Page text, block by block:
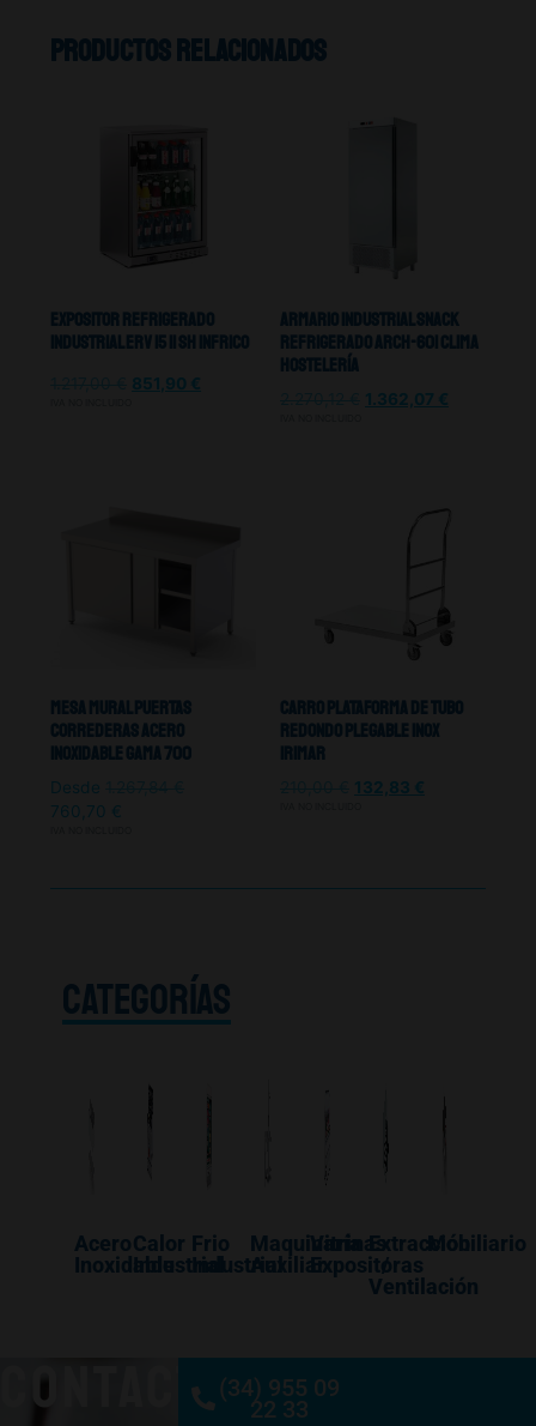
Productos relacionados
Expositor Refrigerado
Industrial Erv 15 II Sh Infrico
851,90 €
Armario Industrial Snack
Refrigerado Arch-601 Clima
Hostelería
1.362,07 €
Mesa Mural Puertas
Correderas Acero
Inoxidable Gama 700
Desde
760,70 €
Carro Plataforma De Tubo
Redondo Plegable Inox
Irimar
132,83 €
CATEGORÍAS
Acero
Inoxidable
Calor
Industrial
Frio
Industrial
Maquinaría
Auxiliar
Vitrinas
Expositoras
Extracción
/
Ventilación
Mobiliario
CONTACTO(34) 955 09
22 33